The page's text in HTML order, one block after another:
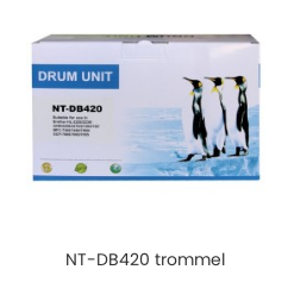
NT-DB420 trommel